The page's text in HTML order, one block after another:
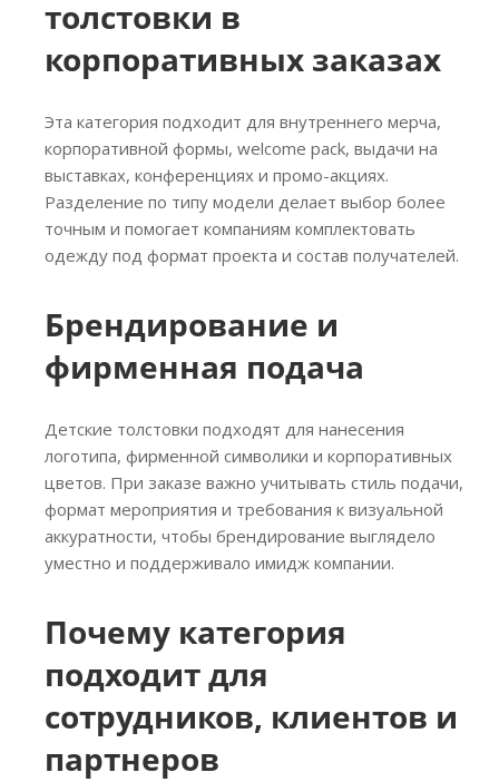
толстовки в
корпоративных заказах
Эта категория подходит для внутреннего мерча,
корпоративной формы, welcome pack, выдачи на
выставках, конференциях и промо-акциях.
Разделение по типу модели делает выбор более
точным и помогает компаниям комплектовать
одежду под формат проекта и состав получателей.
Брендирование и
фирменная подача
Детские толстовки подходят для нанесения
логотипа, фирменной символики и корпоративных
цветов. При заказе важно учитывать стиль подачи,
формат мероприятия и требования к визуальной
аккуратности, чтобы брендирование выглядело
уместно и поддерживало имидж компании.
Почему категория
подходит для
сотрудников, клиентов и
партнеров